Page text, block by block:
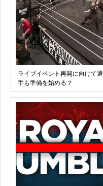
ライブイベント再開に向けて選
手も準備を始める？